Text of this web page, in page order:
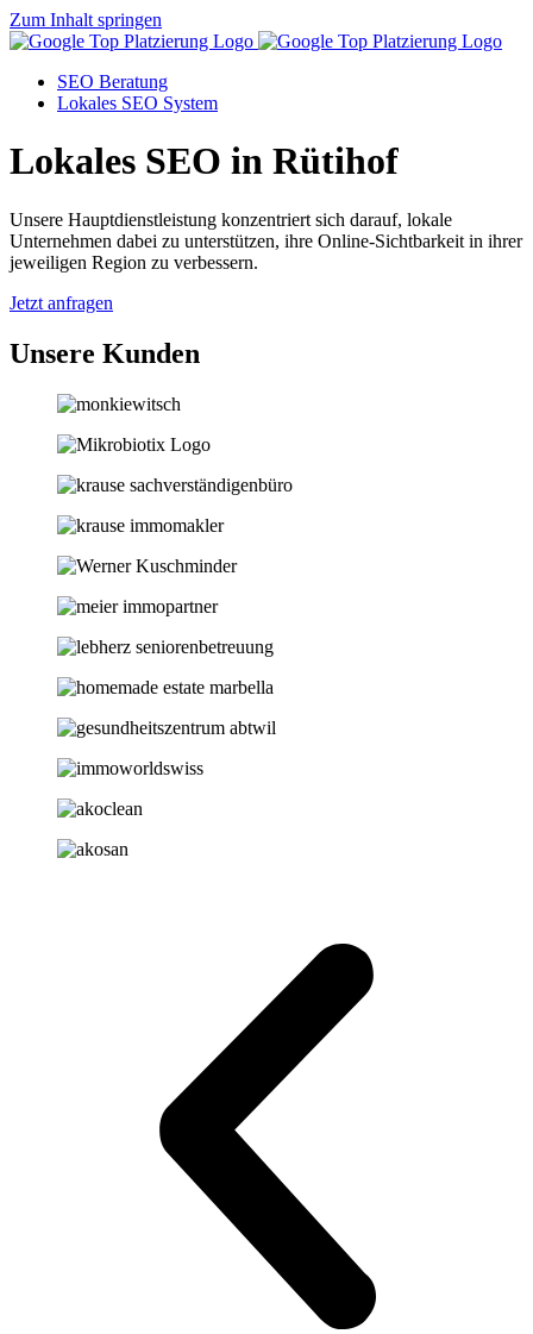
Zum Inhalt springen
SEO Beratung
Lokales SEO System
Lokales SEO in Rütihof
Unsere Hauptdienstleistung konzentriert sich darauf, lokale
Unternehmen dabei zu unterstützen, ihre Online-Sichtbarkeit in ihrer
jeweiligen Region zu verbessern.
Jetzt anfragen
Unsere Kunden